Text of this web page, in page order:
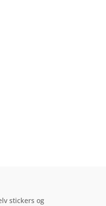
stickers og